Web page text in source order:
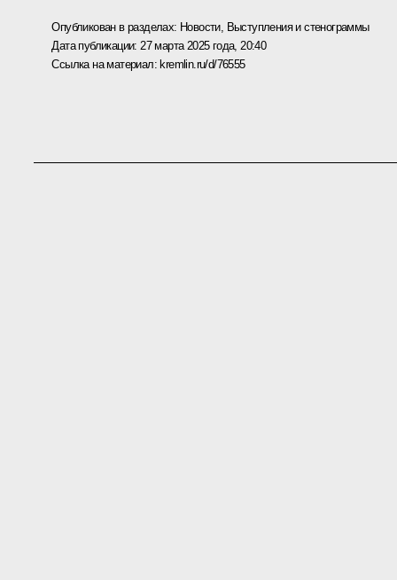
Опубликован в разделах: Новости, Выступления и стенограммы
Дата публикации: 27 марта 2025 года, 20:40
Ссылка на материал: kremlin.ru/d/76555